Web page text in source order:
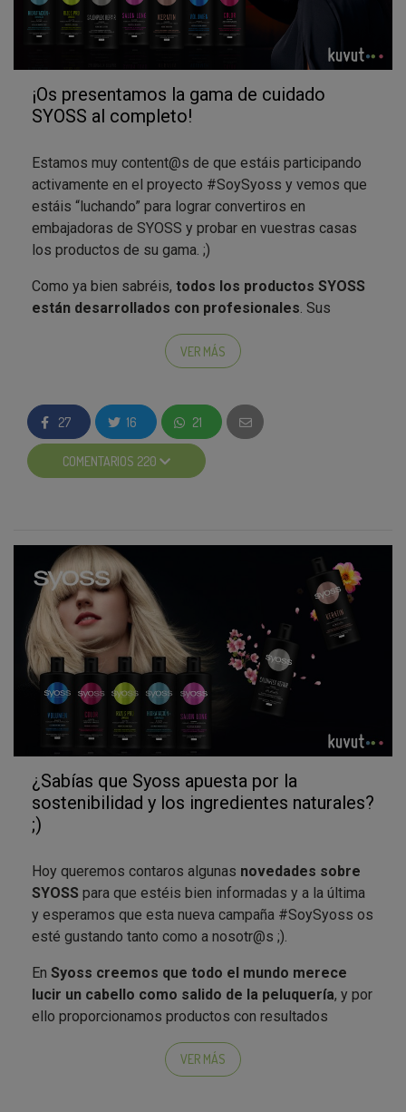
#ResultadosProfesionales
y mencionar a
en el post.
¡Estamos deseando ver todas vuestras fotos! Y, en
especial, vuestros cabellos, como recién salidos de
la peluquería pero sin moveros de vuestras casas, ;)
¡Os presentamos la gama de cuidado
SYOSS al completo!
Estamos muy content@s de que estáis participando
activamente en el proyecto #SoySyoss y vemos que
estáis “luchando” para lograr convertiros en
embajadoras de SYOSS y probar en vuestras casas
los productos de su gama. ;)
Como ya bien sabréis, todos los productos SYOSS
están desarrollados con profesionales. Sus
fórmulas se elaboran y se prueban con peluqueros
y/o estilistas con el fin de garantizar resultados
óptimos como los de la peluquería, pero sin salir de
La marca de cosmética para el cabello, que
actualmente está presente en más de 70 países,
cubre las tres principales categorías capilares:
permite que cada consumidor logre un
acabado
profesional adaptado a su estilo de belleza. Aquí
os hacemos un pequeño resumen de las
características de cada uno de los productos de la
gama* SYOSS, ¡al completo!
Salon Plex
: formulado para ayudar a rellenar la
estructura del cabello desde el interior, evitando
así la rotura. El uso regular de SYOSS Salon Plex
con flor de sakura sella y protege la fibra del
cabello para unos resultados duraderos.
Rizos Pro
: desarrollado para obtener ondas y
rizos con aspecto natural sin esfuerzo alguno.
como también una mayor definición e
hidratación.
Volumen: champú con 0% siliconas con lo que
no apelmaza el cabello y aporta hasta 48 horas
de efecto volumen, el cual puede intensificarse
con el calor. Fortalece el cabello sin
sobrecargarlo.
cabellos teñidos o con mechas. Bloquea los
pigmentos de color para una mayor duración y
VER MÁS
27 16 21
COMENTARIOS 220
¿Sabías que Syoss apuesta por la
sostenibilidad y los ingredientes naturales?
;)
Hoy queremos contaros algunas novedades sobre
SYOSS para que estéis bien informadas y a la última
y esperamos que esta nueva campaña #SoySyoss os
esté gustando tanto como a nosotr@s ;).
En Syoss creemos que todo el mundo merece
lucir un cabello como salido de la peluquería, y por
ello proporcionamos productos con resultados
innovador cambio de imagen y
una nueva gama de productos
VER MÁS